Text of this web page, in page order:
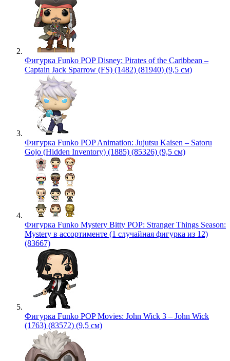
Фигурка Funko POP Disney: Pirates of the Caribbean –
Captain Jack Sparrow (FS) (1482) (81940) (9,5 см)
Фигурка Funko POP Animation: Jujutsu Kaisen – Satoru
Gojo (Hidden Inventory) (1885) (85326) (9,5 см)
Фигурка Funko Mystery Bitty POP: Stranger Things Season:
Mystery в ассортименте (1 случайная фигурка из 12)
(83667)
Фигурка Funko POP Movies: John Wick 3 – John Wick
(1763) (83572) (9,5 см)